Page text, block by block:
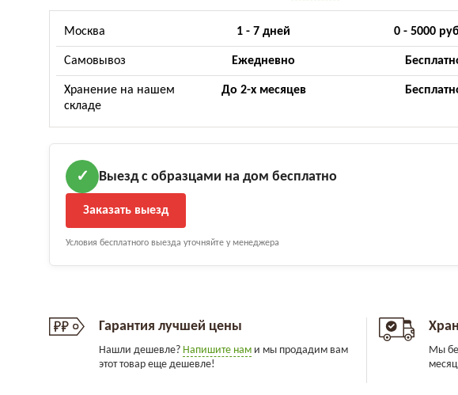
Москва 1 - 7 дней 0 - 5000
Самовывоз Ежедневно
Хранение на нашем
складе
До 2-х месяцев
✓ Выезд с образцами на дом бесплатно
Заказать выезд
Условия бесплатного выезда уточняйте у менеджера
Гарантия лучшей цены
Нашли дешевле? Напишите нам и мы продадим вам
этот товар еще дешевле!
Мы